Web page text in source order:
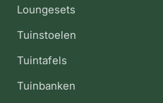
Loungesets
Tuinstoelen
Tuintafels
Tuinbanken